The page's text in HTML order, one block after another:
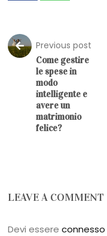
Previous post
Come gestire
le spese in
modo
intelligente e
avere un
matrimonio
felice?
LEAVE A COMMENT
Devi essereconnesso